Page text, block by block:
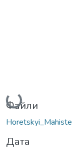
Вантажиться...
Файли
Дата